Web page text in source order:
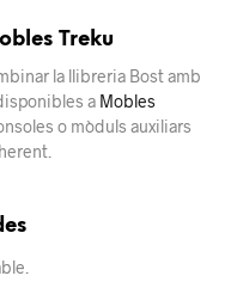
Treku
la llibreria Bost amb
a Mobles
o mòduls auxiliars